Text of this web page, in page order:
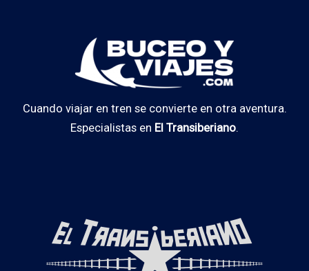
Cuando viajar en tren se convierte en otra aventura.
Especialistas en El Transiberiano.